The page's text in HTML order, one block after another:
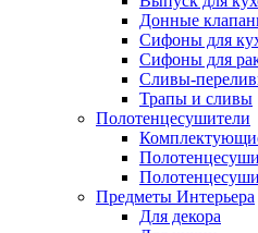
Донные
Сифоны для
Сифоны для
Сливы-
Трапы и сливы
Полотенцесушители
Предметы Интерьера
Для декора